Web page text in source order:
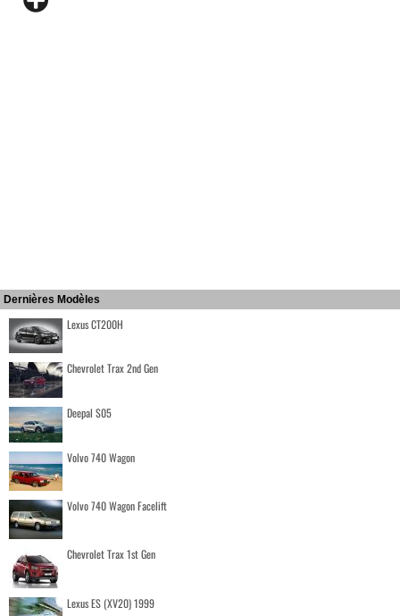
Dernières Modèles
Lexus CT200H
Chevrolet Trax 2nd Gen
Deepal S05
Volvo 740 Wagon
Volvo 740 Wagon Facelift
Chevrolet Trax 1st Gen
Lexus ES (XV20) 1999